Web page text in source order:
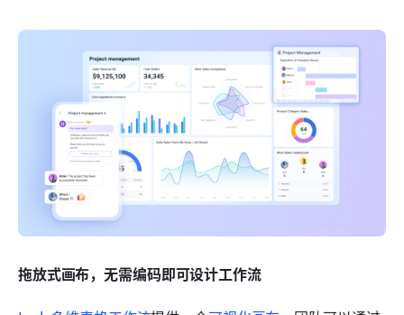
拖放式画布，无需编码即可设计工作流